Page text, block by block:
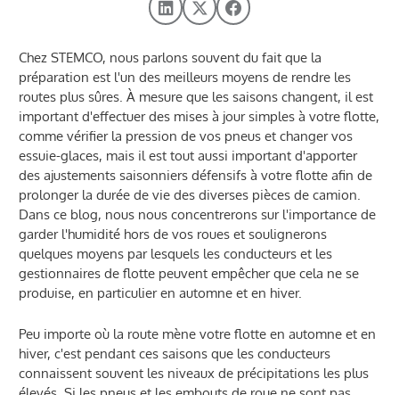
Chez STEMCO, nous parlons souvent du fait que la
préparation est l'un des meilleurs moyens de rendre les
routes plus sûres. À mesure que les saisons changent, il est
important d'effectuer des mises à jour simples à votre flotte,
comme vérifier la pression de vos pneus et changer vos
essuie-glaces, mais il est tout aussi important d'apporter
des ajustements saisonniers défensifs à votre flotte afin de
prolonger la durée de vie des diverses pièces de camion.
Dans ce blog, nous nous concentrerons sur l'importance de
garder l'humidité hors de vos roues et soulignerons
quelques moyens par lesquels les conducteurs et les
gestionnaires de flotte peuvent empêcher que cela ne se
produise, en particulier en automne et en hiver.
Peu importe où la route mène votre flotte en automne et en
hiver, c'est pendant ces saisons que les conducteurs
connaissent souvent les niveaux de précipitations les plus